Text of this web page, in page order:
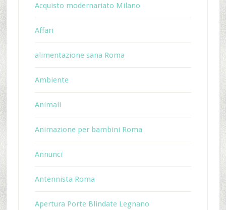
Acquisto modernariato Milano
Affari
alimentazione sana Roma
Ambiente
Animali
Animazione per bambini Roma
Annunci
Antennista Roma
Apertura Porte Blindate Legnano